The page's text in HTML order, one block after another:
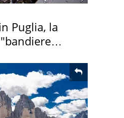
Puglia, la